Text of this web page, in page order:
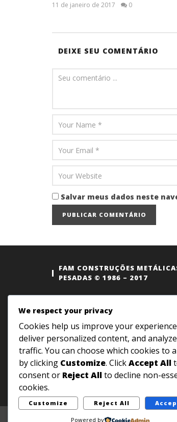
11 de janeiro de 2017 0
DEIXE SEU COMENTÁRIO
Salvar meus dados neste
FAM CONSTRUÇÕES
PESADAS © 1986 – 2017
Este portal é mantido pela empresa
FAM com o intuito de disponibilizar
construção industrializada,
arquitetura, materiais construtivos e
Se você tiver dúvidas ou sugestões
quanto ao conteúdo disponibilizado
entre em contato por e-mail, assim
We respect your privacy
Cookies help us improve your
deliver personalized content, and analyze
traffic. You can choose which cookies to
by clicking Customize. ClickAccept All
consent or Reject Allto decline non-
cookies.
Customize Reject All
Powered by